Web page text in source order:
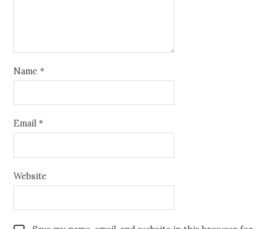
Name*
Email*
Website